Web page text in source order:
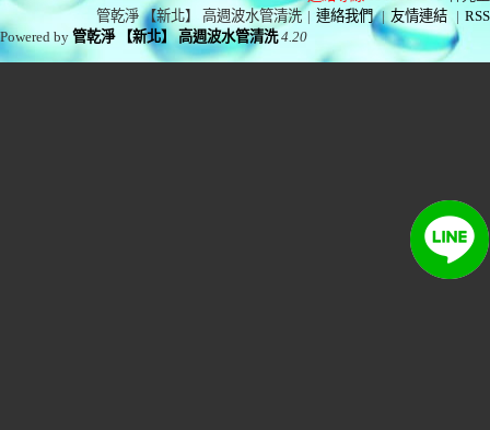
管乾淨 【新北】 高週波水管清洗 | 連絡我們 | 友情連結 | RSS
Powered by管乾淨 【新北】 高週波水管清洗 4.20